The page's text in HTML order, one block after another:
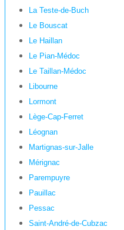
La Teste-de-Buch
Le Bouscat
Le Haillan
Le Pian-Médoc
Le Taillan-Médoc
Libourne
Lormont
Lège-Cap-Ferret
Léognan
Martignas-sur-Jalle
Mérignac
Parempuyre
Pauillac
Pessac
Saint-André-de-Cubzac